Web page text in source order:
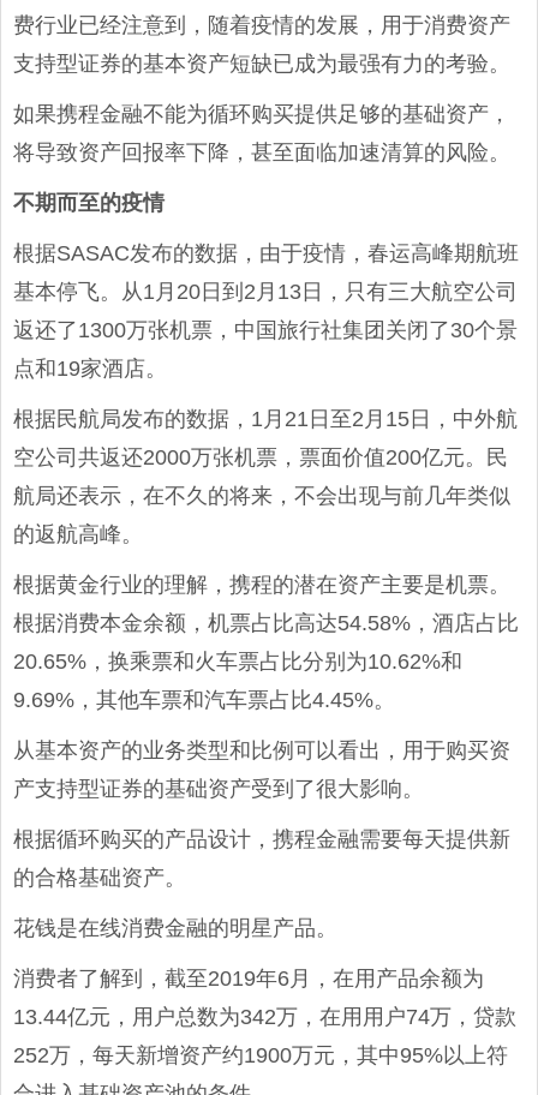
费行业已经注意到，随着疫情的发展，用于消费资产
支持型证券的基本资产短缺已成为最强有力的考验。
如果携程金融不能为循环购买提供足够的基础资产，
将导致资产回报率下降，甚至面临加速清算的风险。
不期而至的疫情
根据SASAC发布的数据，由于疫情，春运高峰期航班
基本停飞。从1月20日到2月13日，只有三大航空公司
返还了1300万张机票，中国旅行社集团关闭了30个景
点和19家酒店。
根据民航局发布的数据，1月21日至2月15日，中外航
空公司共返还2000万张机票，票面价值200亿元。民
航局还表示，在不久的将来，不会出现与前几年类似
的返航高峰。
根据黄金行业的理解，携程的潜在资产主要是机票。
根据消费本金余额，机票占比高达54.58%，酒店占比
20.65%，换乘票和火车票占比分别为10.62%和
9.69%，其他车票和汽车票占比4.45%。
从基本资产的业务类型和比例可以看出，用于购买资
产支持型证券的基础资产受到了很大影响。
根据循环购买的产品设计，携程金融需要每天提供新
的合格基础资产。
花钱是在线消费金融的明星产品。
消费者了解到，截至2019年6月，在用产品余额为
13.44亿元，用户总数为342万，在用用户74万，贷款
252万，每天新增资产约1900万元，其中95%以上符